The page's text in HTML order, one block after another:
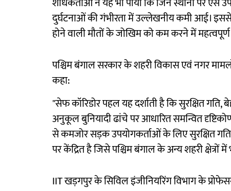
दुर्घटनाओं की गंभीरता में उल्लेखनीय कमी आई।
होने वाली मौतों के जोखिम को कम करने में
पश्चिम बंगाल सरकार के शहरी विकास एवं नगर
कहा:
"सेफ कॉरिडोर पहल यह दर्शाती है कि सुरक्षित गति,
अनुकूल बुनियादी ढांचे पर आधारित समन्वित
से कमजोर सड़क उपयोगकर्ताओं के लिए सुरक्षित
पर केंद्रित है जिसे पश्चिम बंगाल के अन्य शहरी क्षेत्रों
IIT खड़गपुर के सिविल इंजीनियरिंग विभाग के